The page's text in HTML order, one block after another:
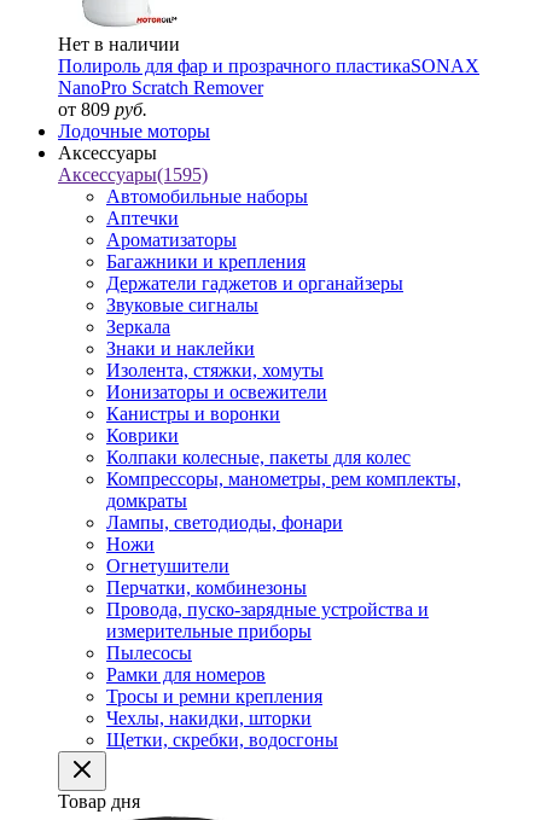
Нет в наличии
Полироль для фар и прозрачного пластикаSONAX
NanoPro Scratch Remover
от 809 руб.
Лодочные моторы
Аксессуары
Аксессуары(1595)
Автомобильные наборы
Аптечки
Ароматизаторы
Багажники и крепления
Держатели гаджетов и органайзеры
Звуковые сигналы
Зеркала
Знаки и наклейки
Изолента, стяжки, хомуты
Ионизаторы и освежители
Канистры и воронки
Коврики
Колпаки колесные, пакеты для колес
Компрессоры, манометры, рем комплекты,
домкраты
Лампы, светодиоды, фонари
Ножи
Огнетушители
Перчатки, комбинезоны
Провода, пуско-зарядные устройства и
измерительные приборы
Пылесосы
Рамки для номеров
Тросы и ремни крепления
Чехлы, накидки, шторки
Щетки, скребки, водосгоны
Товар дня